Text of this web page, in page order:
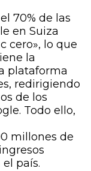
70% de las
en Suiza
cero», lo que
la
plataforma
redirigiendo
de los
Todo ello,
millones de
país.